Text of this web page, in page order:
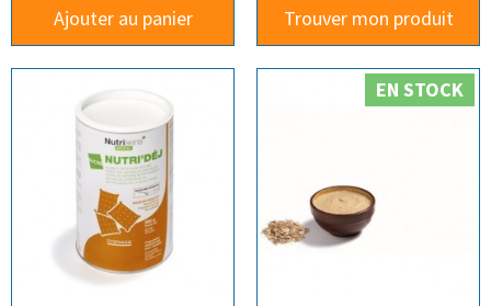
Ajouter au panier Trouver mon produit
EN STOCK